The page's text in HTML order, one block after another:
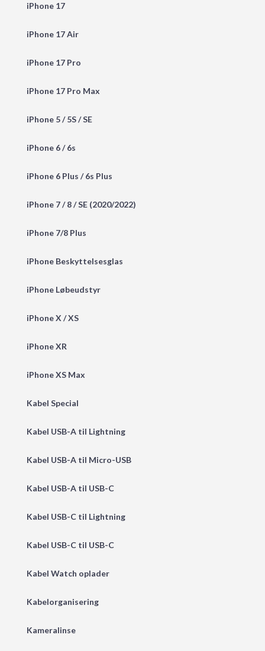
iPhone 17
iPhone 17 Air
iPhone 17 Pro
iPhone 17 Pro Max
iPhone 5 / 5S / SE
iPhone 6 / 6s
iPhone 6 Plus / 6s Plus
iPhone 7 / 8 / SE (2020/2022)
iPhone 7/8 Plus
iPhone Beskyttelsesglas
iPhone Løbeudstyr
iPhone X / XS
iPhone XR
iPhone XS Max
Kabel Special
Kabel USB-A til Lightning
Kabel USB-A til Micro-USB
Kabel USB-A til USB-C
Kabel USB-C til Lightning
Kabel USB-C til USB-C
Kabel Watch oplader
Kabelorganisering
Kameralinse